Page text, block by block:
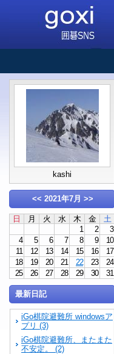
kashi
<< 2021年7月 >>
日 月 火 水 木 金
土
1
2
3
4
5 6 7 8 9
10
11
12 13 14 15 16
17
18
19 20 21 22 23
24
25
26 27 28 29 30 31
最新日記
iGo棋院避難所 windowsア
プリ (3)
iGo棋院避難所、またまた
不安定。 (2)